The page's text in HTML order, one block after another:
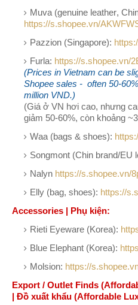
Muva (genuine leather,
https://s.shopee.vn/
Pazzion (Singapore):
Furla: https://s.shopee.vn/
(Prices in Vietnam can be
Shopee sales - often 50-
million VND.)
(Giá ở VN hơi cao, nhưng
giảm 50-60%, còn khoảng
Waa (bags & shoes):
Songmont (Chin brand/EU
Nalyn https://s.shopee.vn/
Elly (bag, shoes): https://
Accessories | Phụ kiện:
Rieti Eyeware (Korea):
Blue Elephant (Korea):
Molsion: https://
Export / Outlet Finds
| Đồ xuất khẩu (Affordable